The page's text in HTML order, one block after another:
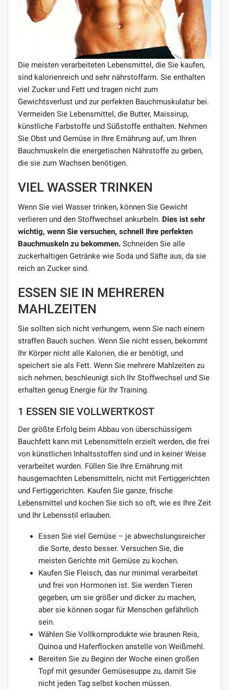
Die meisten verarbeiteten Lebensmittel, die Sie kaufen,
sind kalorienreich und sehr nährstoffarm. Sie enthalten
viel Zucker und Fett und tragen nicht zum
Gewichtsverlust und zur perfekten Bauchmuskulatur bei.
Vermeiden Sie Lebensmittel, die Butter, Maissirup,
künstliche Farbstoffe und Süßstoffe enthalten. Nehmen
Sie Obst und Gemüse in Ihre Ernährung auf, um Ihren
Bauchmuskeln die energetischen Nährstoffe zu geben,
die sie zum Wachsen benötigen.
VIEL WASSER TRINKEN
Wenn Sie viel Wasser trinken, können Sie Gewicht
verlieren und den Stoffwechsel ankurbeln. Dies ist sehr
wichtig, wenn Sie versuchen, schnell Ihre perfekten
Bauchmuskeln zu bekommen. Schneiden Sie alle
zuckerhaltigen Getränke wie Soda und Säfte aus, da sie
reich an Zucker sind.
ESSEN SIE IN MEHREREN
MAHLZEITEN
Sie sollten sich nicht verhungern, wenn Sie nach einem
straffen Bauch suchen. Wenn Sie nicht essen, bekommt
Ihr Körper nicht alle Kalorien, die er benötigt, und
speichert sie als Fett. Wenn Sie mehrere Mahlzeiten zu
sich nehmen, beschleunigt sich Ihr Stoffwechsel und Sie
erhalten genug Energie für Ihr Training.
1 ESSEN SIE VOLLWERTKOST
Der größte Erfolg beim Abbau von überschüssigem
Bauchfett kann mit Lebensmitteln erzielt werden, die frei
von künstlichen Inhaltsstoffen sind und in keiner Weise
verarbeitet wurden. Füllen Sie Ihre Ernährung mit
hausgemachten Lebensmitteln, nicht mit Fertiggerichten
und Fertiggerichten. Kaufen Sie ganze, frische
Lebensmittel und kochen Sie sich so oft, wie es Ihre Zeit
und Ihr Lebensstil erlauben.
Essen Sie viel Gemüse – je abwechslungsreicher
die Sorte, desto besser. Versuchen Sie, die
meisten Gerichte mit Gemüse zu kochen.
Kaufen Sie Fleisch, das nur minimal verarbeitet
und frei von Hormonen ist. Sie werden Tieren
gegeben, um sie größer und dicker zu machen,
aber sie können sogar für Menschen gefährlich
sein.
Wählen Sie Vollkornprodukte wie braunen Reis,
Quinoa und Haferflocken anstelle von Weißmehl.
Bereiten Sie zu Beginn der Woche einen großen
Topf mit gesunder Gemüsesuppe zu, damit Sie
nicht jeden Tag selbst kochen müssen.